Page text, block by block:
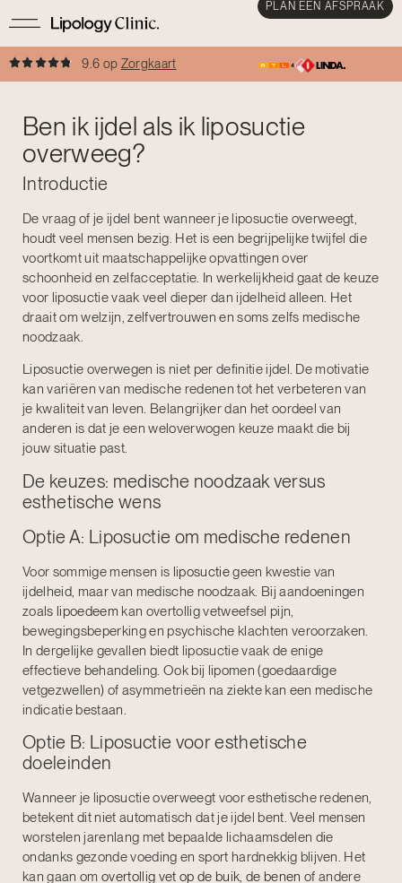
PLAN EEN AFSPRAAK
9.6 op Zorgkaart
Ben ik ijdel als ik liposuctie
overweeg?
Introductie
De vraag of je ijdel bent wanneer je liposuctie overweegt,
houdt veel mensen bezig. Het is een begrijpelijke twijfel die
voortkomt uit maatschappelijke opvattingen over
schoonheid en zelfacceptatie. In werkelijkheid gaat de keuze
voor liposuctie vaak veel dieper dan ijdelheid alleen. Het
draait om welzijn, zelfvertrouwen en soms zelfs medische
noodzaak.
Liposuctie overwegen is niet per definitie ijdel. De motivatie
kan variëren van medische redenen tot het verbeteren van
je kwaliteit van leven. Belangrijker dan het oordeel van
anderen is dat je een weloverwogen keuze maakt die bij
jouw situatie past.
De keuzes: medische noodzaak versus
esthetische wens
Optie A: Liposuctie om medische redenen
Voor sommige mensen is liposuctiegeen kwestie van
ijdelheid, maar van medische noodzaak. Bij aandoeningen
zoals lipoedeem kan overtollig vetweefsel pijn,
bewegingsbeperking en psychische klachten veroorzaken.
In dergelijke gevallen biedt liposuctie vaak de enige
effectieve behandeling. Ook bij lipomen (goedaardige
vetgezwellen) of asymmetrieën na ziekte kan een medische
indicatie bestaan.
Optie B: Liposuctie voor esthetische
doeleinden
Wanneer je liposuctie overweegt voor esthetische redenen,
betekent dit niet automatisch dat je ijdel bent. Veel mensen
worstelen jarenlang met bepaalde lichaamsdelen die
ondanks gezonde voeding en sport hardnekkig blijven. Het
kan gaan om overtollig vet op de buik, de benen of andere